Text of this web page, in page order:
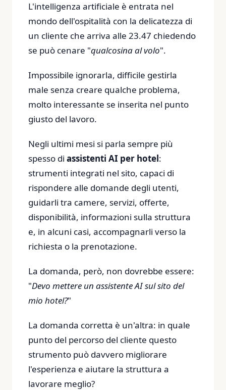
L'intelligenza artificiale è entrata nel
mondo dell'ospitalità con la delicatezza di
un cliente che arriva alle 23.47 chiedendo
se può cenare "qualcosina al volo".
Impossibile ignorarla, difficile gestirla
male senza creare qualche problema,
molto interessante se inserita nel punto
giusto del lavoro.
Negli ultimi mesi si parla sempre più
spesso di assistenti AI per hotel:
strumenti integrati nel sito, capaci di
rispondere alle domande degli utenti,
guidarli tra camere, servizi, offerte,
disponibilità, informazioni sulla struttura
e, in alcuni casi, accompagnarli verso la
richiesta o la prenotazione.
La domanda, però, non dovrebbe essere:
"Devo mettere un assistente AI sul sito del
mio hotel?"
La domanda corretta è un'altra: in quale
punto del percorso del cliente questo
strumento può davvero migliorare
l'esperienza e aiutare la struttura a
lavorare meglio?